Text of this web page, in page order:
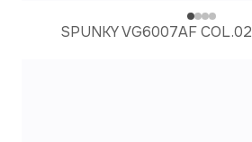
SPUNKY VG6007AF COL.02